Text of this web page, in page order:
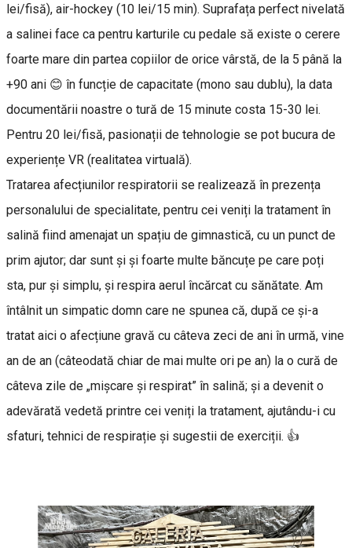
lei/fisă), air-hockey (10 lei/15 min). Suprafața perfect nivelată
a salinei face ca pentru karturile cu pedale să existe o cerere
foarte mare din partea copiilor de orice vârstă, de la 5 până la
+90 ani 😊 în funcție de capacitate (mono sau dublu), la data
documentării noastre o tură de 15 minute costa 15-30 lei.
Pentru 20 lei/fisă, pasionații de tehnologie se pot bucura de
experiențe VR (realitatea virtuală).
Tratarea afecțiunilor respiratorii se realizează în prezența
personalului de specialitate, pentru cei veniți la tratament în
salină fiind amenajat un spațiu de gimnastică, cu un punct de
prim ajutor; dar sunt și și foarte multe băncuțe pe care poți
sta, pur și simplu, și respira aerul încărcat cu sănătate. Am
întâlnit un simpatic domn care ne spunea că, după ce și-a
tratat aici o afecțiune gravă cu câteva zeci de ani în urmă, vine
an de an (câteodată chiar de mai multe ori pe an) la o cură de
câteva zile de „mișcare și respirat” în salină; și a devenit o
adevărată vedetă printre cei veniți la tratament, ajutându-i cu
sfaturi, tehnici de respirație și sugestii de exerciții. 👍